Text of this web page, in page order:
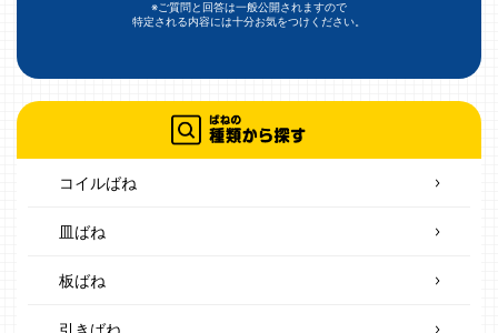
※ご質問と回答は一般公開されますので
特定される内容には十分お気をつけください。
コイルばね
皿ばね
板ばね
引きばね